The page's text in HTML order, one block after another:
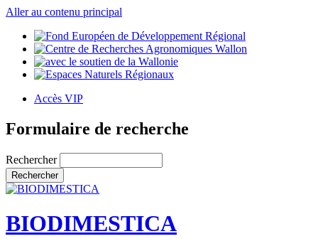
Aller au contenu principal
Accès VIP
Formulaire de recherche
Rechercher
BIODIMESTICA